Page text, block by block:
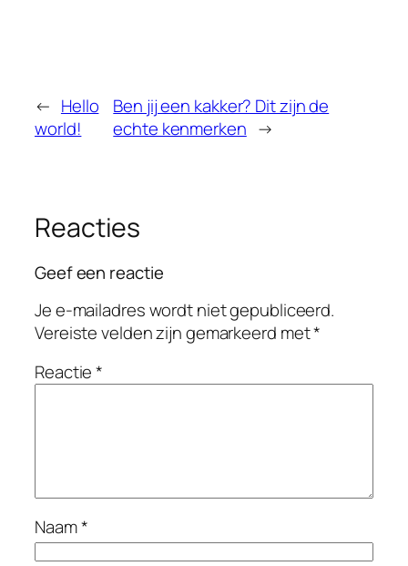
← Hello
world!
Ben jij een kakker? Dit zijn de
echte kenmerken →
Reacties
Geef een reactie
Je e-mailadres wordt niet gepubliceerd.
Vereiste velden zijn gemarkeerd met*
Reactie*
Naam*